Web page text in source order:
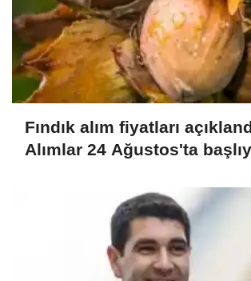
Fındık alım fiyatları
Alımlar 24 Ağustos'ta